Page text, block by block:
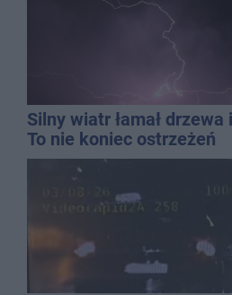
Silny wiatr łamał drzewa
To nie koniec ostrzeżeń